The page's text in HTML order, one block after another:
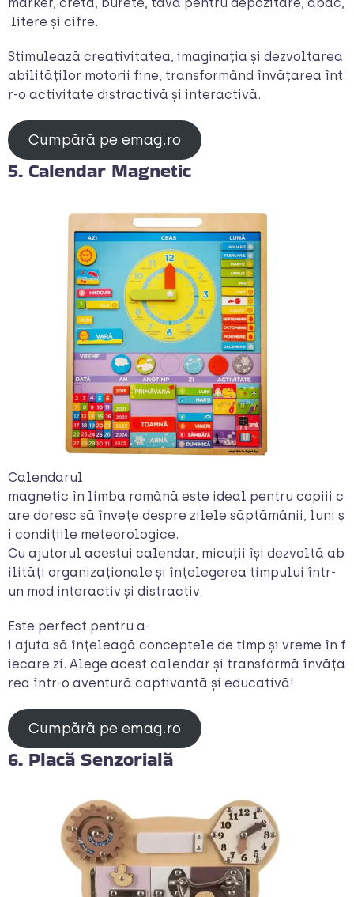
litere și cifre.
Stimulează creativitatea, imaginația și dezvoltarea
abilităților motorii fine, transformând învățarea înt
r-o activitate distractivă și interactivă.
Cumpără pe emag.ro
5. Calendar Magnetic
Calendarul
magnetic în limba română este ideal pentru copiii c
are doresc să învețe despre zilele săptămânii, luni ș
i condițiile meteorologice.
Cu ajutorul acestui calendar, micuții își dezvoltă ab
ilități organizaționale și înțelegerea timpului într-
un mod interactiv și distractiv.
Este perfect pentru a-
i ajuta să înțeleagă conceptele de timp și vreme în f
iecare zi. Alege acest calendar și transformă învăța
rea într-o aventură captivantă și educativă!
Cumpără pe emag.ro
6. Placă Senzorială